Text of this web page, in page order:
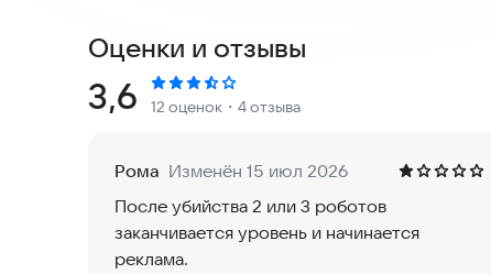
точную стрельбу, чтобы уничтожать врагов и
Несмотря на наличие множества игр о
Битва» выделяется своей насыщенной
станьте героем, который спасёт мир!
Оценки и отзывы
Рейтинг:
3,6 12 оценок ・4 отзыва
Рома Изменён 15 июл 2026
После убийства 2 или 3 роботов
заканчивается уровень и начинается
реклама.